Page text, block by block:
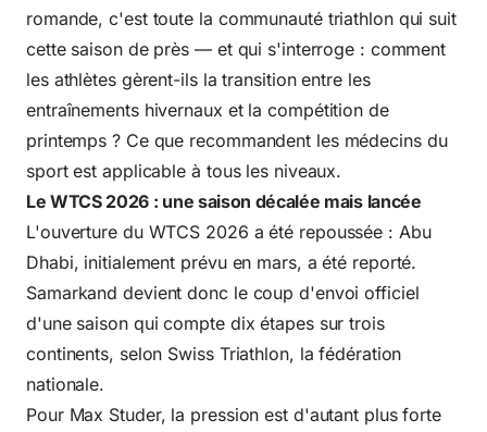
romande, c'est toute la communauté triathlon qui suit
cette saison de près — et qui s'interroge : comment
les athlètes gèrent-ils la transition entre les
entraînements hivernaux et la compétition de
printemps ? Ce que recommandent les médecins du
sportest applicable à tous les niveaux.
Le WTCS 2026 : une saison décalée mais lancée
L'ouverture du WTCS 2026 a été repoussée : Abu
Dhabi, initialement prévu en mars, a été reporté.
Samarkand devient donc le coup d'envoi officiel
d'une saison qui compte dix étapes sur trois
continents, selon Swiss Triathlon, la fédération
nationale.
Pour Max Studer, la pression est d'autant plus forte